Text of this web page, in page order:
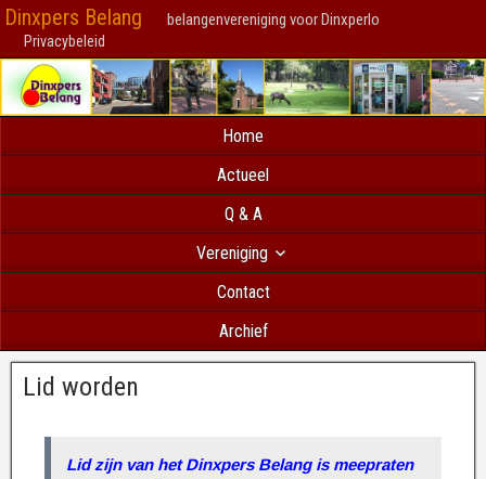
Dinxpers Belang belangenvereniging voor Dinxperlo
Privacybeleid
Home
Actueel
Q & A
Vereniging
Contact
Archief
Lid worden
Lid zijn van het Dinxpers Belang is meepraten